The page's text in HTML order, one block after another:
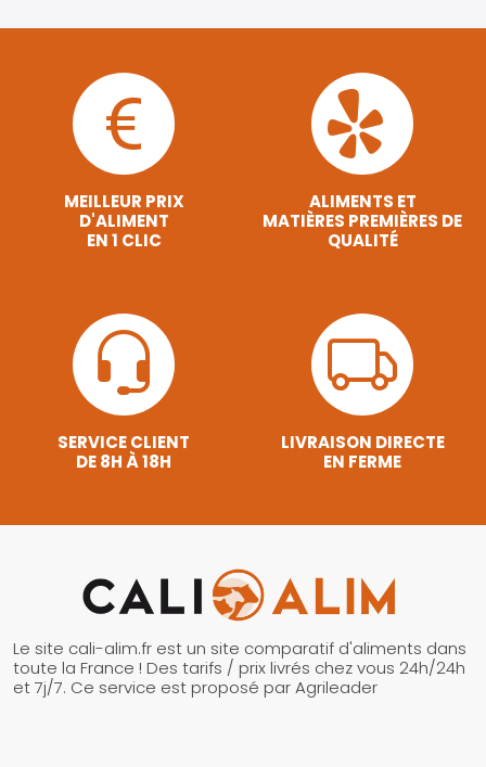
MEILLEUR PRIX
D'ALIMENT
EN 1 CLIC
ALIMENTS ET
MATIÈRES PREMIÈRES DE
QUALITÉ
SERVICE CLIENT
DE 8H À 18H
LIVRAISON DIRECTE
EN FERME
Le site cali-alim.fr est un site comparatif d'aliments dans
toute la France ! Des tarifs / prix livrés chez vous 24h/24h
et 7j/7. Ce service est proposé par Agrileader